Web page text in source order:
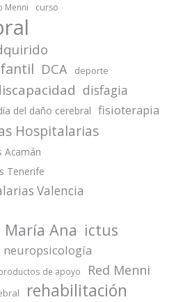
Menni curso
DCA deporte
disfagia
del daño cerebral fisioterapia
Hospitalarias
Acamán
Tenerife
Valencia
Ana ictus
neuropsicología
de apoyo Red Menni
rehabilitación